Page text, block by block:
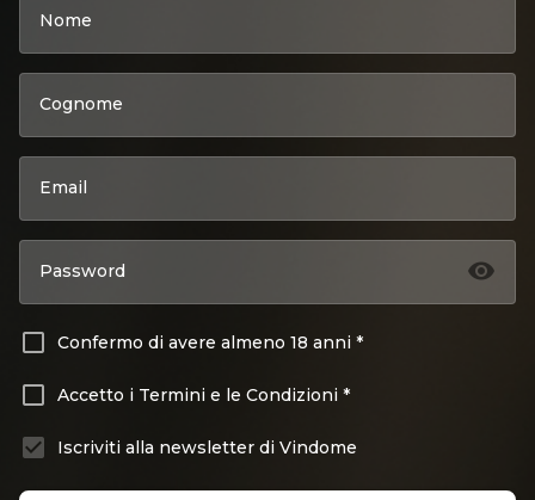
Nome
Cognome
Email
Password
Confermo di avere almeno 18 anni *
Accetto i Termini e le Condizioni *
Iscriviti alla newsletter di Vindome